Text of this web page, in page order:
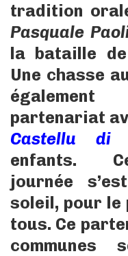
tradition
Pasquale
la bataille
Une chasse
partenariat
Castellu di
enfants.
journée
soleil, pour le
tous. Ce
communes